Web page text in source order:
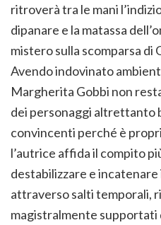
ritroverà tra le mani
dipanare e la matassa
mistero sulla scomparsa di
Avendo indovinato
Margherita Gobbi non
dei personaggi altrettanto
convincenti perché è
l’autrice affida il compito
destabilizzare e
attraverso salti temporali,
magistralmente supportati